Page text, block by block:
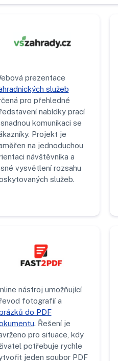
prezentace
služeb
pro přehledné
nabídky prací
komunikaci se
Projekt je
na jednoduchou
návštěvníka a
vysvětlení rozsahu
služeb.
nástroj umožňující
fotografií a
do PDF
. Řešení je
pro situace, kdy
potřebuje rychle
jeden soubor PDF